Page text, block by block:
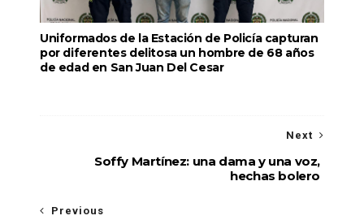
Uniformados de la Estación de Policía capturan
por diferentes delitosa un hombre de 68 años
de edad en San Juan Del Cesar
Next
Soffy Martínez: una dama y una voz,
hechas bolero
Previous